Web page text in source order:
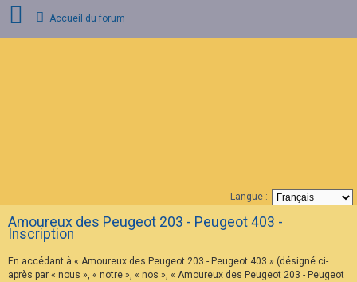
A
Q
Accueil du forum
Langue :
Amoureux des Peugeot 203 - Peugeot 403 -
Inscription
En accédant à « Amoureux des Peugeot 203 - Peugeot 403 » (désigné ci-
après par « nous », « notre », « nos », « Amoureux des Peugeot 203 - Peugeot